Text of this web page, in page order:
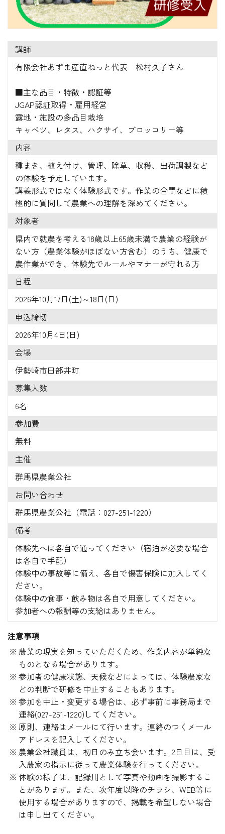
講師
有限会社あずま産直ねっと代表 松村久子さん
■主な品目・特徴・認証等
JGAP認証取得・雇用経営
露地・施設の多品目栽培
キャベツ、レタス、ハクサイ、ブロッコリー等
内容
種まき、植え付け、管理、除草、収穫、出荷調製など
の体験を予定しています。
講義形式ではなく体験形式です。作業の合間などに積
極的に質問して農業への理解を深めてください。
対象者
県内で就農を考える18歳以上65歳未満で農業の経験が
ない方（農業体験がほぼない方含む）のうち、健康で
農作業ができ、体験先でルールやマナーが守れる方
日程
2026年10月17日(土)～18日(日)
申込締切
2026年10月4日(日)
会場
伊勢崎市田部井町
募集人数
6名
参加費
無料
主催
群馬県農業公社
お問い合わせ
群馬県農業公社（電話：027-251-1220）
備考
体験先へは各自で通ってください（宿泊が必要な場合
は各自で手配）
体験中の事故等に備え、各自で傷害保険に加入してく
ださい。
体験中の食事・飲み物は各自で用意してください。
参加者への報酬等の支給はありません。
注意事項
農業の現実を知っていただくため、作業内容が単純な
ものとなる場合があります。
参加者の健康状態、天候などによっては、体験農家な
どの判断で研修を中止することもあります。
参加を中止・変更する場合は、必ず事前に事務局まで
連絡(027-251-1220)してください。
原則、連絡はメールにて行います。連絡のつくメール
アドレスを記入してください。
農業公社職員は、初日のみ立ち会います。2日目は、受
入農家の指示に従って農業体験を行ってください。
体験の様子は、記録用として写真や動画を撮影するこ
とがあります。また、次年度以降のチラシ、WEB等に
使用する場合がありますので、掲載を希望しない場合
は申し出てください。